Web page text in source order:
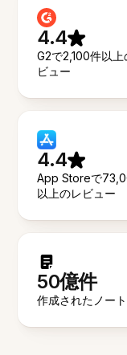
4.4
G2で2,100件以上
ビュー
4.4
App Storeで
以上のレビュー
50億件
作成されたノー